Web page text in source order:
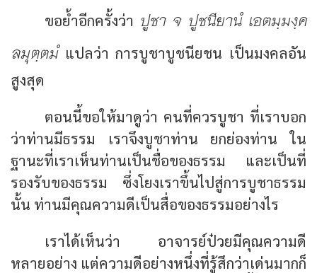
ขอย้ำอีกครั้งว่า ปูชา จ ปูชนียานํ เอตมฺมงฺค
ลมุตฺตมํแปลว่า การบูชาบูชนียชน เป็นมงคลอัน
สูงสุด
ตอนนี้ขอให้มาดูว่า คนที่ควรบูชา ที่เราบอก
ว่าท่านมีธรรม เราจึงบูชาท่าน ยกย่องท่าน ใน
ฐานะที่เราเห็นท่านเป็นชื่อของธรรม และเป็นที่
รองรับของธรรม ซึ่งโยงเราขึ้นไปสู่การบูชาธรรม
นั้น ท่านมีคุณความดีเป็นสื่อของธรรมอย่างไร
เราได้เห็นว่า อาจารย์ป๋วยมีคุณความดี
หลายอย่าง แต่ความดีอย่างหนึ่งที่รู้สึกว่าเด่นมากก็